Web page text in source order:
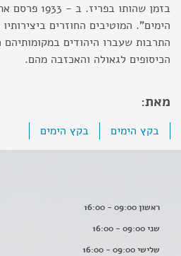
בזמן שהותו
הימים". המוטיבים החוזרים
התרבות שעברו היהודים במקומותיהם
הכיסופים לגאולה והאכזבה מהם.
מאת:
בקץ הימים בקץ הימים
ראשון 09:00 - 16:00
שני 09:00 - 16:00
שלישי 09:00 - 16:00